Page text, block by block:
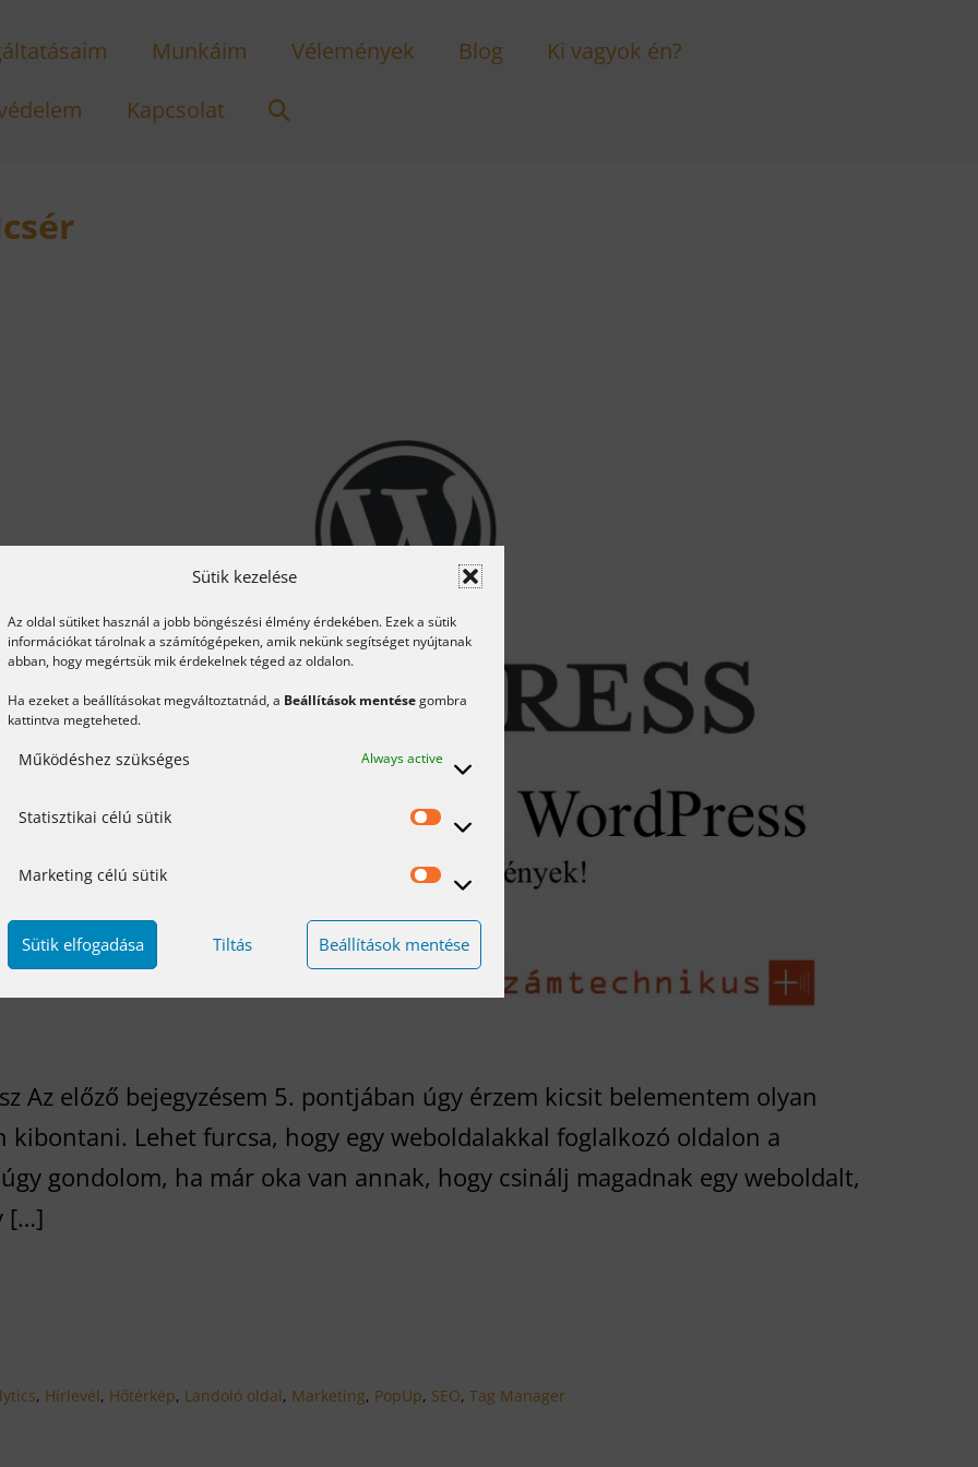
Sütik kezelése
Az oldal sütiket használ a jobb böngészési élmény érdekében. Ezek a sütik
információkat tárolnak a számítógépeken, amik nekünk segítséget nyújtanak
abban, hogy megértsük mik érdekelnek téged az oldalon.
Ha ezeket a beállításokat megváltoztatnád, a Beállítások mentésegombra
kattintva megteheted.
Működéshez szükséges Always active
Statisztikai célú sütik
Statisztikai
célú
sütik
Marketing célú sütik
Marketing
célú
sütik
Sütik elfogadása Tiltás Beállítások mentése
Munkáim Vélemények Blog
Ki vagyok én?
Kapcsolat
Search
Az előző bejegyzésem 5. pontjában úgy érzem kicsit belementem olyan
Lehet furcsa, hogy egy weboldalakkal foglalkozó oldalon a
gondolom, ha már oka van annak, hogy csinálj magadnak egy weboldalt,
[…]
, Hírlevél, Hőtérkép, Landoló oldal, Marketing, PopUp, SEO, Tag Manager